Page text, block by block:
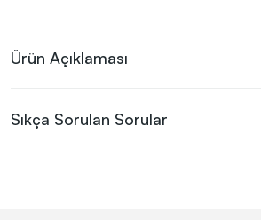
Ürün Açıklaması
Sıkça Sorulan Sorular